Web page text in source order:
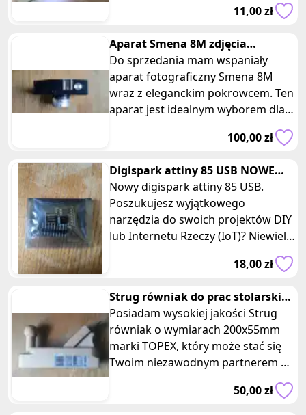
11,00 zł
Aparat Smena 8M zdjęcia
analogowe na klisze z
pokrowcem
Do sprzedania mam wspaniały
aparat fotograficzny Smena 8M
wraz z eleganckim pokrowcem. Ten
aparat jest idealnym wyborem dla
miłośników fotografii analogowej
100,00 zł
Digispark attiny 85 USB NOWE
mikrokontroler sterowanie
Nowy digispark attiny 85 USB.
Poszukujesz wyjątkowego
narzędzia do swoich projektów DIY
lub Internetu Rzeczy (IoT)? Niewielki
mikrokontroler, który może pomóc
18,00 zł
Strug równiak do prac stolarskich
w drewnie 200x55mm TOPEX
Posiadam wysokiej jakości Strug
równiak o wymiarach 200x55mm
marki TOPEX, który może stać się
Twoim niezawodnym partnerem w
pracach stolarskich i stolarsko-cies
50,00 zł